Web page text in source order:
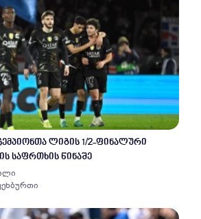
ლიგის 1/2-ფინალური
საფრთხის წინაშე